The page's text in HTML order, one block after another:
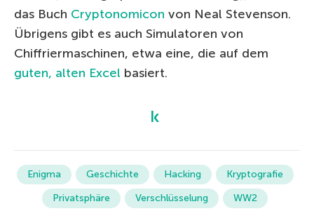
das Buch Cryptonomicon von Neal Stevenson.
Übrigens gibt es auch Simulatoren von
Chiffriermaschinen, etwa eine, die auf dem
guten, alten Excel basiert.
Enigma Geschichte Hacking
Kryptografie
Privatsphäre
Verschlüsselung
WW2